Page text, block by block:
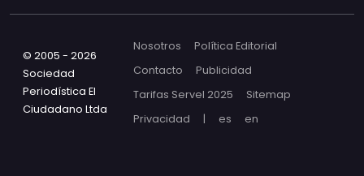
© 2005 - 2026
Sociedad
Periodística El
Ciudadano Ltda
Nosotros
Política Editorial
Contacto
Publicidad
Tarifas Servel 2025
Sitemap
Privacidad
| es en